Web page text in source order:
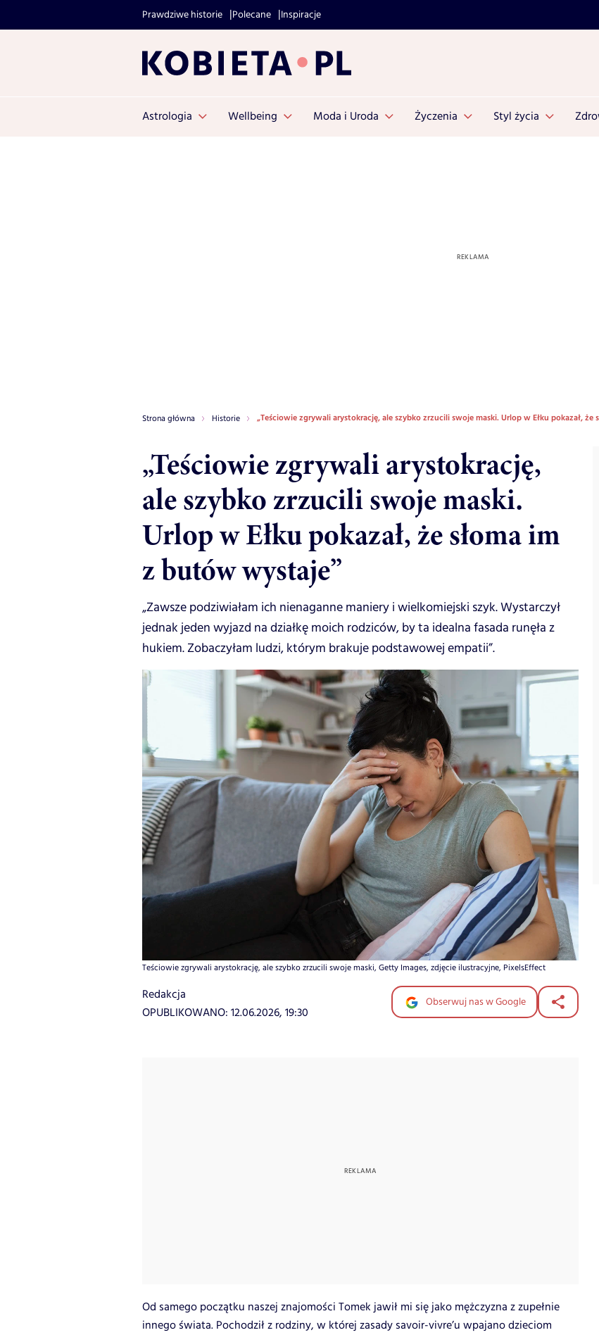
Prawdziwe historie Polecane Inspiracje
Astrologia Wellbeing Moda i Uroda Życzenia Styl życia
Strona główna Historie „Teściowie zgrywali arystokrację, ale szybko zrzucili swoje maski. Urlop w Ełku pokazał,
„Teściowie zgrywali arystokrację,
ale szybko zrzucili swoje maski.
Urlop w Ełku pokazał, że słoma im
z butów wystaje”
„Zawsze podziwiałam ich nienaganne maniery i wielkomiejski szyk. Wystarczył
jednak jeden wyjazd na działkę moich rodziców, by ta idealna fasada runęła z
hukiem. Zobaczyłam ludzi, którym brakuje podstawowej empatii”.
Teściowie zgrywali arystokrację, ale szybko zrzucili swoje maski, Getty Images, zdjęcie ilustracyjne, PixelsEffect
Redakcja
OPUBLIKOWANO: 12.06.2026, 19:30
Obserwuj nas w Google
Od samego początku naszej znajomości Tomek jawił mi się jako mężczyzna z zupełnie
innego świata. Pochodził z rodziny, w której zasady savoir-vivre’u wpajano dzieciom